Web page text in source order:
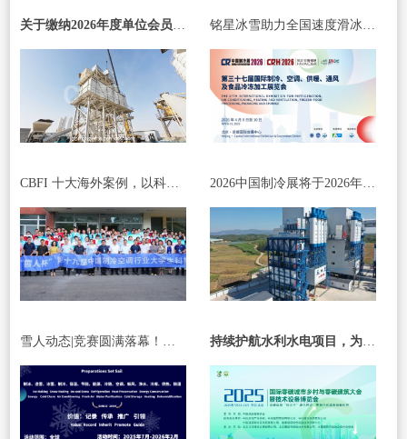
关于缴纳2026年度单位会员会费的通知 铭星冰雪助力全国速度滑冰冠军赛，参与“滑向冰丝带”体验活动 续写全民冰雪新篇章！
CBFI 十大海外案例，以科技与服务书写国际合作新篇章 2026中国制冷展将于2026年4月8日至10日在北京·首都国际会展中心举办
雪人动态|竞赛圆满落幕！携手青年力量，共绘绿色冷能新未来 持续护航水利水电项目，为国家战略工程添砖加瓦！